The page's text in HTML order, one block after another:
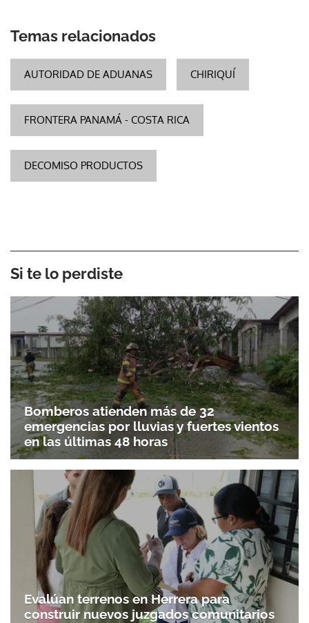
Temas relacionados
AUTORIDAD DE ADUANAS CHIRIQUÍ
FRONTERA PANAMÁ - COSTA RICA
DECOMISO PRODUCTOS
Si te lo perdiste
Bomberos atienden más de 32
emergencias por lluvias y fuertes vientos
en las últimas 48 horas
Evalúan terrenos en Herrera para
construir nuevos juzgados comunitarios